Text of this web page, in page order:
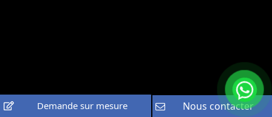
Demande sur mesure Nous contacter